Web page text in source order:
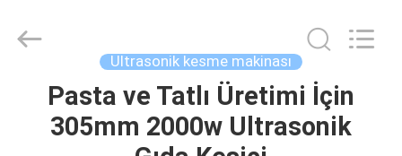
Equipment
Co.,Ltd.
Ultrasonik kesme makinası
Pasta ve Tatlı Üretimi İçin
305mm 2000w Ultrasonik